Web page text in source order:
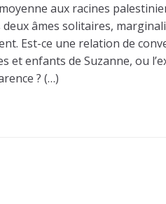
aux racines
âmes solitaires,
Est-ce une relation de
et enfants de Suzanne, ou
? (…)